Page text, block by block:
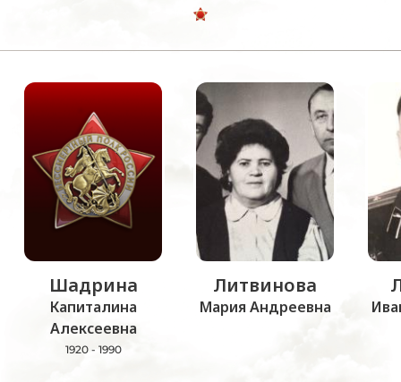
Шадрина
Капиталина
Алексеевна
1920 - 1990
Литвинова
Мария Андреевна